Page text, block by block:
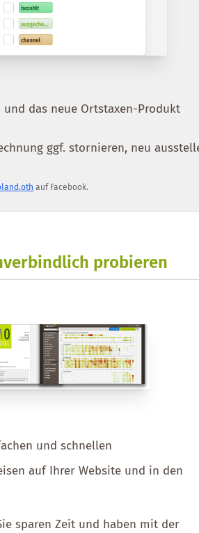
das neue Ortstaxen-Produkt
ggf. stornieren, neu
auf Facebook.
probieren
und schnellen
auf Ihrer Website und in den
sparen Zeit und haben mit der